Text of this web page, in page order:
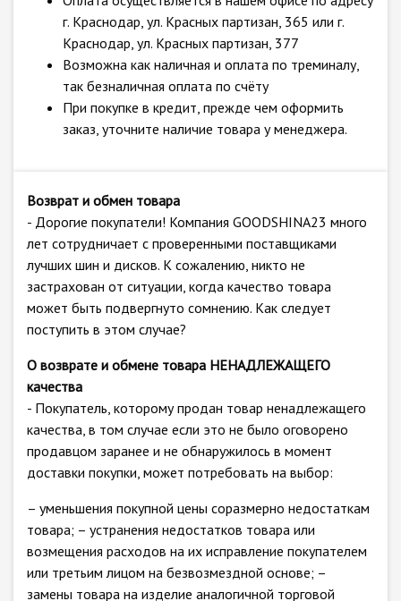
г. Краснодар, ул. Красных партизан, 365 или г.
Краснодар, ул. Красных партизан, 377
Возможна как наличная и оплата по треминалу,
так безналичная оплата по счёту
При покупке в кредит, прежде чем оформить
заказ, уточните наличие товара у менеджера.
Возврат и обмен товара
- Дорогие покупатели! Компания GOODSHINA23 много
лет сотрудничает с проверенными поставщиками
лучших шин и дисков. К сожалению, никто не
застрахован от ситуации, когда качество товара
может быть подвергнуто сомнению. Как следует
поступить в этом случае?
О возврате и обмене товара НЕНАДЛЕЖАЩЕГО
качества
- Покупатель, которому продан товар ненадлежащего
качества, в том случае если это не было оговорено
продавцом заранее и не обнаружилось в момент
доставки покупки, может потребовать на выбор:
– уменьшения покупной цены соразмерно недостаткам
товара; – устранения недостатков товара или
возмещения расходов на их исправление покупателем
или третьим лицом на безвозмездной основе; –
замены товара на изделие аналогичной торговой